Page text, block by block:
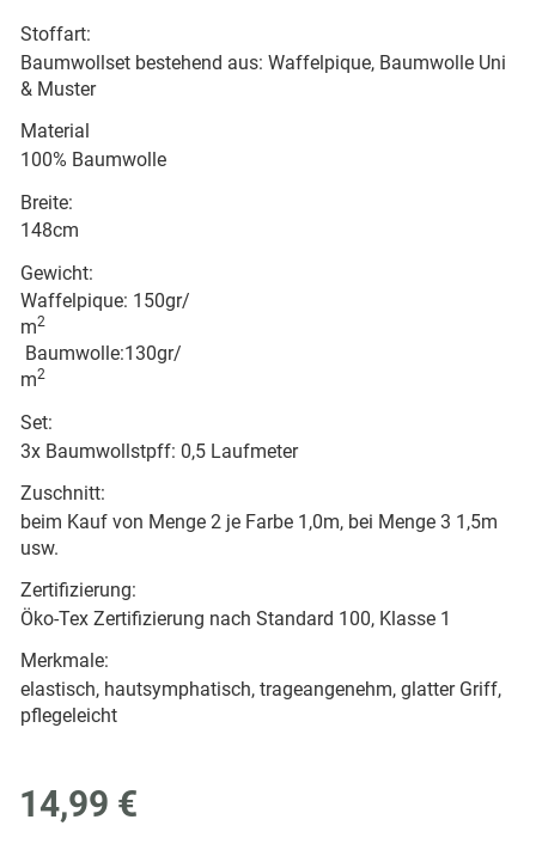
Stoffart:
Baumwollset bestehend aus: Waffelpique, Baumwolle Uni
& Muster
Material
100% Baumwolle
Breite:
148cm
Gewicht:
Waffelpique: 150gr/
m2
Baumwolle:130gr/
m2
Set:
3x Baumwollstpff: 0,5 Laufmeter
Zuschnitt:
beim Kauf von Menge 2 je Farbe 1,0m, bei Menge 3 1,5m
usw.
Zertifizierung:
Öko-Tex Zertifizierung nach Standard 100, Klasse 1
Merkmale:
elastisch, hautsymphatisch, trageangenehm, glatter Griff,
pflegeleicht
14,99 €